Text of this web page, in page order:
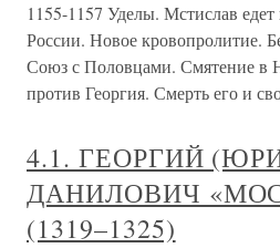
1155-1157 Уделы. Мстислав
России. Новое кровопролитие.
Союз с Половцами. Смятение в
против Георгия. Смерть его и
4.1. ГЕОРГИЙ
ДАНИЛОВИЧ
(1319–1325)